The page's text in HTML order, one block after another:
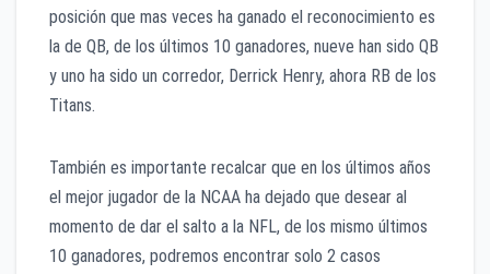
posición que mas veces ha ganado el reconocimiento es
la de QB, de los últimos 10 ganadores, nueve han sido QB
y uno ha sido un corredor, Derrick Henry, ahora RB de los
Titans.
También es importante recalcar que en los últimos años
el mejor jugador de la NCAA ha dejado que desear al
momento de dar el salto a la NFL, de los mismo últimos
10 ganadores, podremos encontrar solo 2 casos